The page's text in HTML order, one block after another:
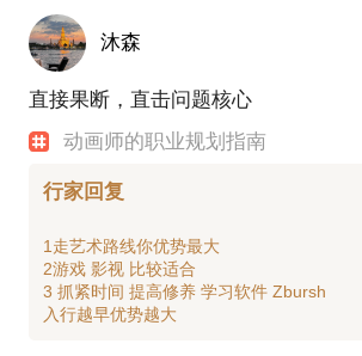
沐森
直接果断，直击问题核心
动画师的职业规划指南
行家回复
1走艺术路线你优势最大
2游戏 影视 比较适合
3 抓紧时间 提高修养 学习软件 Zbursh